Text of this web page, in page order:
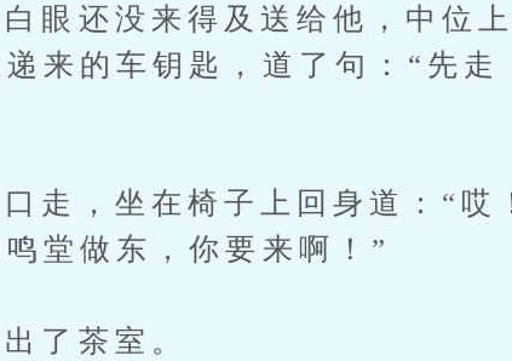
还没来得及送给他，中位上
来的车钥匙，道了句：“先走
，坐在椅子上回身道：“哎
堂做东，你要来啊！”
茶室。